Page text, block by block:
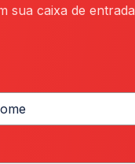
sua caixa de entrada